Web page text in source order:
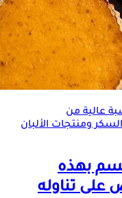
عالية من
ومنتجات الألبان
بهذه
على تناوله